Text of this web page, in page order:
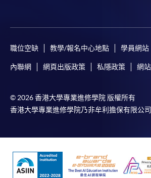
職位空缺 教學/報名中心地點 學員網站
內聯網 網頁出版政策 私隱政策 網
© 2026 香港大學專業進修學院 版權所有
香港大學專業進修學院乃非牟利擔保有限公司